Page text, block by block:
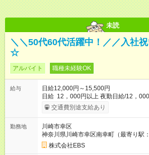
未読
＼＼50代60代活躍中！／／入社
☆
アルバイト 職種未経験OK
給与
日給12,000円～15,500円
日給 12，000円以上 夜勤日給/12，
スタートダッシュに 入社祝金最大200
当(法定研修20時間)：時給1225円×20
共交通機関を利用の履歴を提出で、交
勤・バイク通勤もOK ◆日当保証 たとえ仕事が1時間で終わって
も 日当は全額お支払いします！ 業者さ
仕事を終えるほど、お得……！ ◆その他 資格応援手当・隊長手
交通費別途支給あり
勤務地
川崎市幸区
神奈川県川崎市幸区南幸町（最寄り駅：
株式会社EBS